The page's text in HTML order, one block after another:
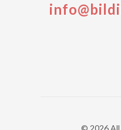
© 2026 All